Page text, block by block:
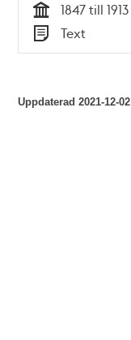
Tid
1847 till 1913
Typ
Text
Uppdaterad2021-12-02